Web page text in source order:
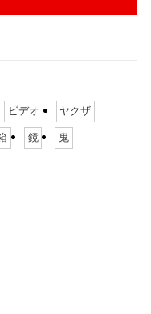
ビデオ ヤクザ
鏡 鬼